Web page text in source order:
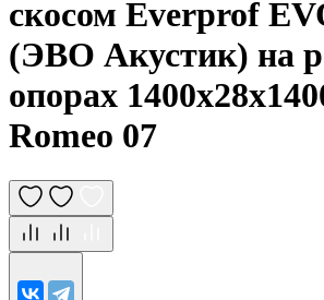
скосом Everprof
(ЭВО Акустик) на
опорах
Romeo 07